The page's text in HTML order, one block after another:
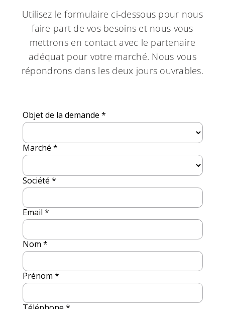
Utilisez le formulaire ci-dessous pour nous
faire part de vos besoins et nous vous
mettrons en contact avec le partenaire
adéquat pour votre marché. Nous vous
répondrons dans les deux jours ouvrables.